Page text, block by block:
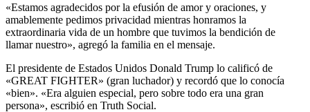
«Estamos agradecidos por la efusión de amor y oraciones, y
amablemente pedimos privacidad mientras honramos la
extraordinaria vida de un hombre que tuvimos la bendición de
llamar nuestro», agregó la familia en el mensaje.
El presidente de Estados Unidos Donald Trump lo calificó de
«GREAT FIGHTER» (gran luchador) y recordó que lo conocía
«bien». «Era alguien especial, pero sobre todo era una gran
persona», escribió en Truth Social.